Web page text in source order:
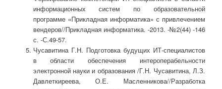
информационных систем по образовательной
программе «Прикладная информатика» с привлечением
вендеров//Прикладная информатика. -2013. -№2(44) -146
с. -С.49-57.
Чусавитина Г.Н. Подготовка будущих ИТ-специалистов
в области обеспечения интероперабельности
электронной науки и образования /Г.Н. Чусавитина, Л.З.
Давлеткиреева, О.Е. Масленникова//Разработка